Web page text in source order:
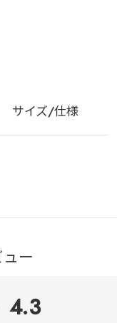
サイズ/仕様
ー
4.3